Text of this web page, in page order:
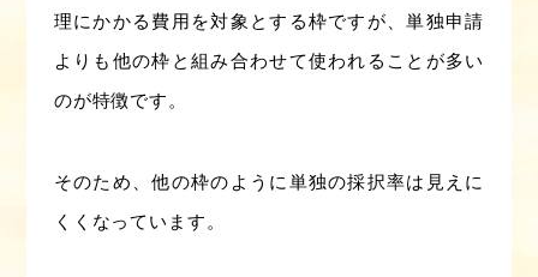
理にかかる費用を対象とする枠ですが、単独申請
よりも他の枠と組み合わせて使われることが多い
のが特徴です。
そのため、他の枠のように単独の採択率は見えに
くくなっています。